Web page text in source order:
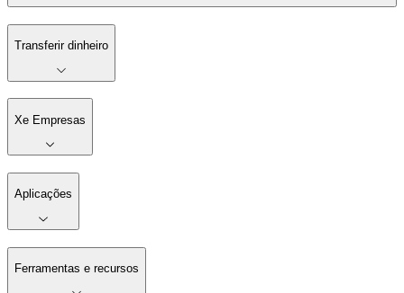
Transferir dinheiro
Xe Empresas
Aplicações
Ferramentas e recursos